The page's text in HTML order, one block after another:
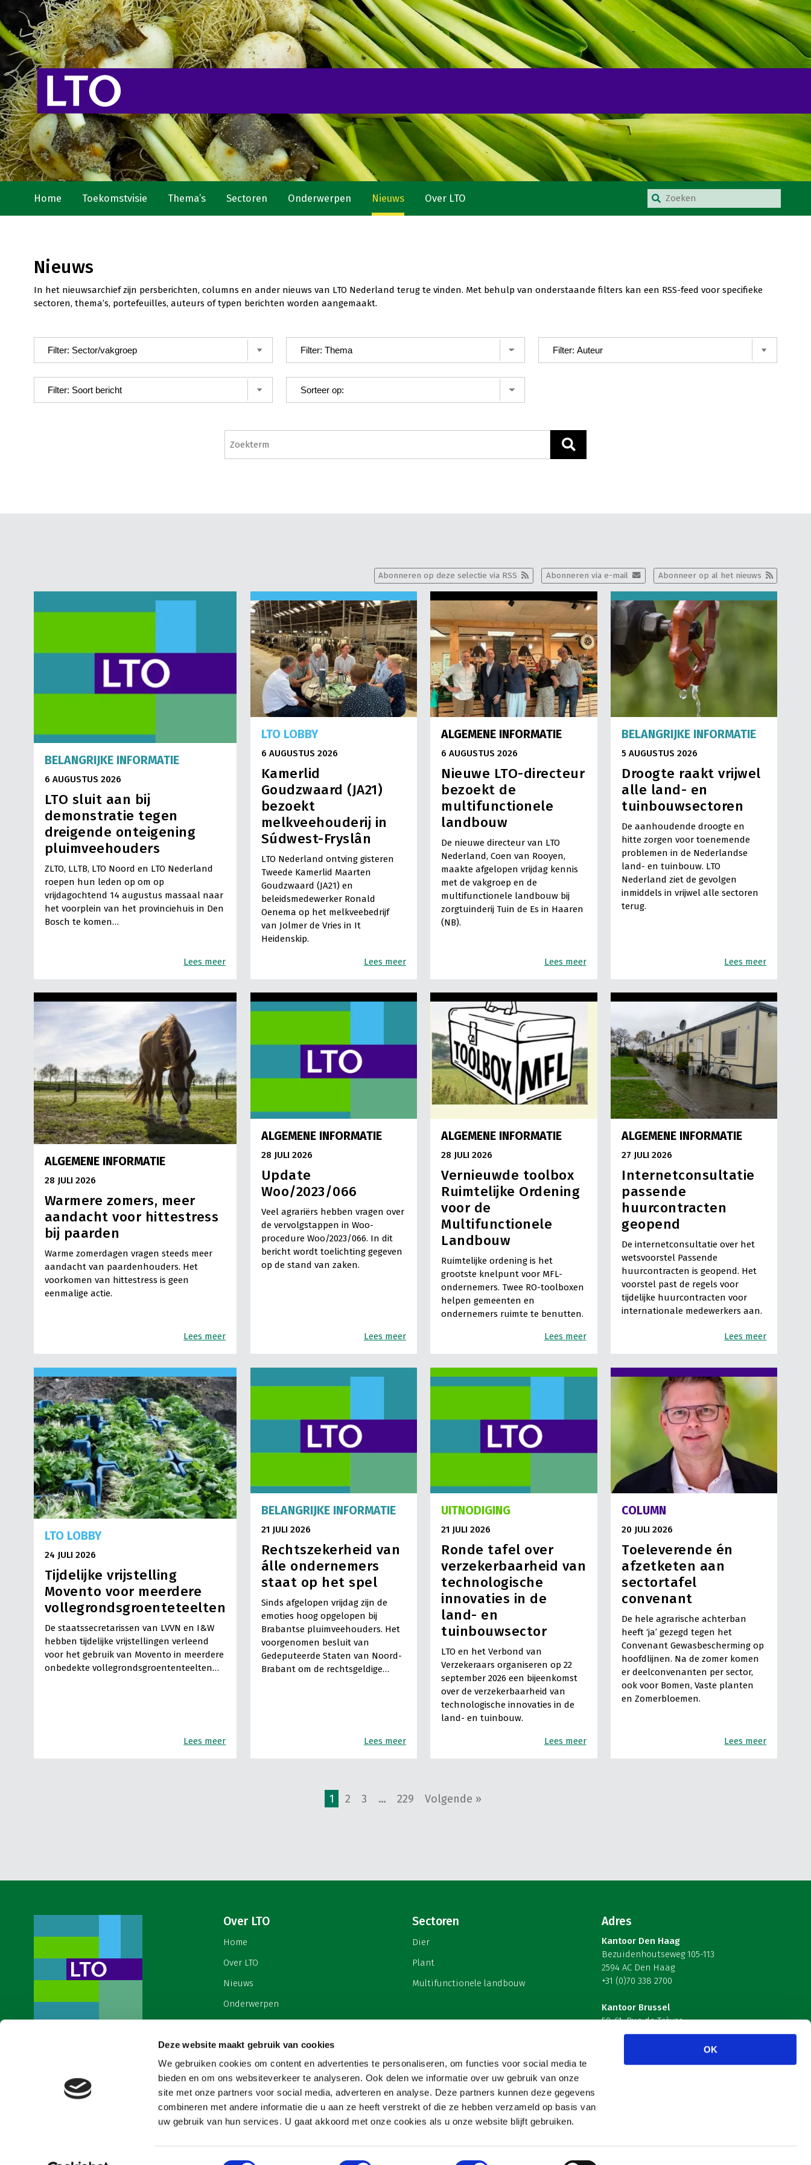
Deze website maakt gebruik van cookies
We gebruiken cookies om content en advertenties te personaliseren, om functies voor social media te
bieden en om ons websiteverkeer te analyseren. Ook delen we informatie over uw gebruik van onze
site met onze partners voor social media, adverteren en analyse. Deze partners kunnen deze gegevens
combineren met andere informatie die u aan ze heeft verstrekt of die ze hebben verzameld op basis van
uw gebruik van hun services. U gaat akkoord met onze cookies als u onze website blijft gebruiken.
Toestemmingsselectie
OK
Home Toekomstvisie Thema’s Sectoren Onderwerpen Nieuws Over LTO
Nieuws
In het nieuwsarchief zijn persberichten, columns en ander nieuws van LTO Nederland terug te vinden. Met behulp van onderstaande filters kan een RSS-feed voor specifieke
sectoren, thema’s, portefeuilles, auteurs of typen berichten worden aangemaakt.
Abonneer op al het nieuws
Abonneren via e-mail
Abonneren op deze selectie via RSS
BELANGRIJKE INFORMATIE
6 AUGUSTUS 2026
LTO sluit aan bij
demonstratie tegen
dreigende onteigening
pluimveehouders
ZLTO, LLTB, LTO Noord en LTO Nederland
roepen hun leden op om op
vrijdagochtend 14 augustus massaal naar
het voorplein van het provinciehuis in Den
Bosch te komen…
Lees meer
LTO LOBBY
6 AUGUSTUS 2026
Kamerlid
Goudzwaard (JA21)
bezoekt
melkveehouderij in
Súdwest-Fryslân
LTO Nederland ontving gisteren
Tweede Kamerlid Maarten
Goudzwaard (JA21) en
beleidsmedewerker Ronald
Oenema op het melkveebedrijf
van Jolmer de Vries in It
Heidenskip.
Lees meer
ALGEMENE INFORMATIE
6 AUGUSTUS 2026
Nieuwe LTO-directeur
bezoekt de
multifunctionele
landbouw
De nieuwe directeur van LTO
Nederland, Coen van Rooyen,
maakte afgelopen vrijdag kennis
met de vakgroep en de
multifunctionele landbouw bij
zorgtuinderij Tuin de Es in Haaren
(NB).
Lees meer
BELANGRIJKE INFORMATIE
5 AUGUSTUS 2026
Droogte raakt vrijwel
alle land- en
tuinbouwsectoren
De aanhoudende droogte en
hitte zorgen voor toenemende
problemen in de Nederlandse
land- en tuinbouw. LTO
Nederland ziet de gevolgen
inmiddels in vrijwel alle sectoren
terug.
Lees meer
ALGEMENE INFORMATIE
28 JULI 2026
Warmere zomers, meer
aandacht voor hittestress
bij paarden
Warme zomerdagen vragen steeds meer
aandacht van paardenhouders. Het
voorkomen van hittestress is geen
eenmalige actie.
Lees meer
ALGEMENE INFORMATIE
28 JULI 2026
Update
Woo/2023/066
Veel agrariërs hebben vragen over
de vervolgstappen in Woo-
procedure Woo/2023/066. In dit
bericht wordt toelichting gegeven
op de stand van zaken.
Lees meer
ALGEMENE INFORMATIE
28 JULI 2026
Vernieuwde toolbox
Ruimtelijke Ordening
voor de
Multifunctionele
Landbouw
Ruimtelijke ordening is het
grootste knelpunt voor MFL-
ondernemers. Twee RO-toolboxen
helpen gemeenten en
ondernemers ruimte te benutten.
Lees meer
ALGEMENE INFORMATIE
27 JULI 2026
Internetconsultatie
passende
huurcontracten
geopend
De internetconsultatie over het
wetsvoorstel Passende
huurcontracten is geopend. Het
voorstel past de regels voor
tijdelijke huurcontracten voor
internationale medewerkers aan.
Lees meer
LTO LOBBY
24 JULI 2026
Tijdelijke vrijstelling
Movento voor meerdere
vollegrondsgroenteteelten
De staatssecretarissen van LVVN en I&W
hebben tijdelijke vrijstellingen verleend
voor het gebruik van Movento in meerdere
onbedekte vollegrondsgroententeelten…
Lees meer
BELANGRIJKE INFORMATIE
21 JULI 2026
Rechtszekerheid van
álle ondernemers
staat op het spel
Sinds afgelopen vrijdag zijn de
emoties hoog opgelopen bij
Brabantse pluimveehouders. Het
voorgenomen besluit van
Gedeputeerde Staten van Noord-
Brabant om de rechtsgeldige…
Lees meer
UITNODIGING
21 JULI 2026
Ronde tafel over
verzekerbaarheid van
technologische
innovaties in de
land- en
tuinbouwsector
LTO en het Verbond van
Verzekeraars organiseren op 22
september 2026 een bijeenkomst
over de verzekerbaarheid van
technologische innovaties in de
land- en tuinbouw.
Lees meer
COLUMN
20 JULI 2026
Toeleverende én
afzetketen aan
sectortafel
convenant
De hele agrarische achterban
heeft ‘ja’ gezegd tegen het
Convenant Gewasbescherming op
hoofdlijnen. Na de zomer komen
er deelconvenanten per sector,
ook voor Bomen, Vaste planten
en Zomerbloemen.
Lees meer
1 2 3 … 229 Volgende »
werkgeversorganisatie met meerwaarde,
voor een sector met meerwaarde. Dat is
Land- en Tuinbouw Organisatie
Nederland (LTO).
Over LTO
Home
Over LTO
Nieuws
Onderwerpen
Contact
Cookies & privacy
Sectoren
Dier
Plant
Multifunctionele landbouw
Adres
Kantoor Den Haag
Bezuidenhoutseweg 105-113
2594 AC Den Haag
+31 (0)70 338 2700
Kantoor Brussel
59-61, Rue de Trèves
B-1040 Brussel – België
Volg ons